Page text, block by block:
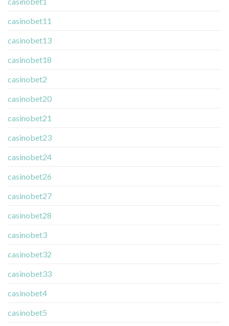
casinobet11
casinobet13
casinobet18
casinobet2
casinobet20
casinobet21
casinobet23
casinobet24
casinobet26
casinobet27
casinobet28
casinobet3
casinobet32
casinobet33
casinobet4
casinobet5